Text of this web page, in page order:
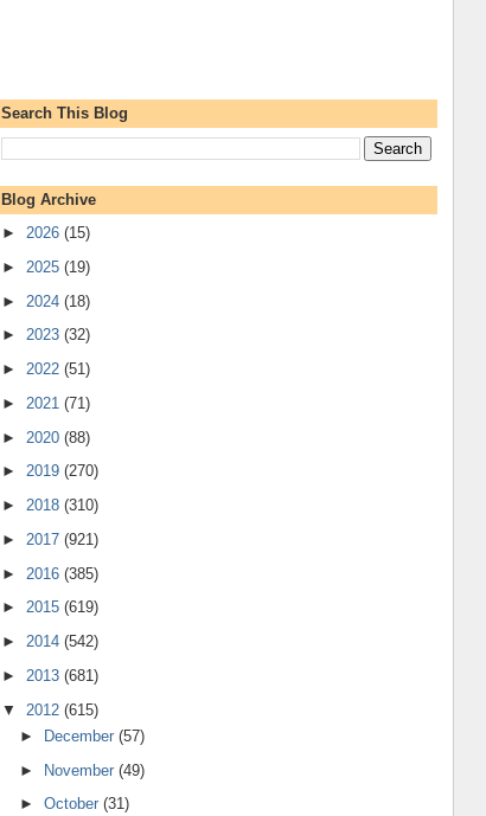
Search This Blog
Blog Archive
► 2026 (15)
► 2025 (19)
► 2024 (18)
► 2023 (32)
► 2022 (51)
► 2021 (71)
► 2020 (88)
► 2019 (270)
► 2018 (310)
► 2017 (921)
► 2016 (385)
► 2015 (619)
► 2014 (542)
► 2013 (681)
▼ 2012 (615)
►
December(57)
► November(49)
►October(31)